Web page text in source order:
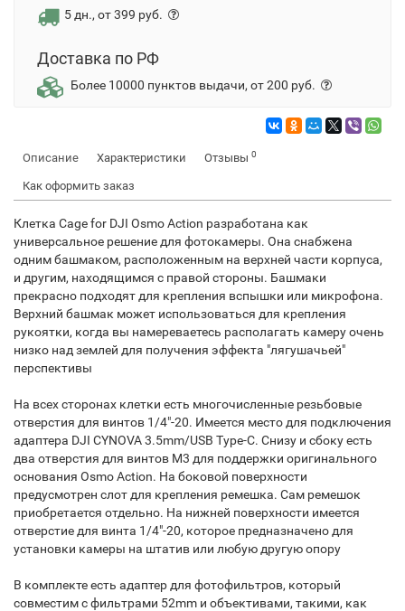
5 дн., от 399 руб.
Доставка по РФ
Более 10000 пунктов выдачи, от 200 руб.
Описание Характеристики Отзывы 0
Как оформить заказ
Клетка Cage for DJI Osmo Action разработана как
универсальное решение для фотокамеры. Она снабжена
одним башмаком, расположенным на верхней части корпуса,
и другим, находящимся с правой стороны. Башмаки
прекрасно подходят для крепления вспышки или микрофона.
Верхний башмак может использоваться для крепления
рукоятки, когда вы намереваетесь располагать камеру очень
низко над землей для получения эффекта "лягушачьей"
перспективы
На всех сторонах клетки есть многочисленные резьбовые
отверстия для винтов 1/4"-20. Имеется место для подключения
адаптера DJI CYNOVA 3.5mm/USB Type-C. Снизу и сбоку есть
два отверстия для винтов M3 для поддержки оригинального
основания Osmo Action. На боковой поверхности
предусмотрен слот для крепления ремешка. Сам ремешок
приобретается отдельно. На нижней поверхности имеется
отверстие для винта 1/4"-20, которое предназначено для
установки камеры на штатив или любую другую опору
В комплекте есть адаптер для фотофильтров, который
совместим с фильтрами 52mm и объективами, такими, как